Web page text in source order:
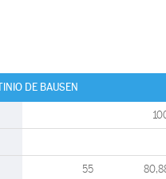
DE BAUSEN
55